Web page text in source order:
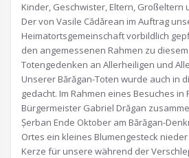
Kinder, Geschwister, Eltern, Großeltern
Der von Vasile Cădărean im Auftrag
Heimatortsgemeinschaft vorbildlich
den angemessenen Rahmen zu
Totengedenken an Allerheiligen und
Unserer Bărăgan-Toten wurde auch in
gedacht. Im Rahmen eines Besuches in
Bürgermeister Gabriel Drăgan
Șerban Ende Oktober am Bărăgan-
Ortes ein kleines Blumengesteck
Kerze für unsere während der